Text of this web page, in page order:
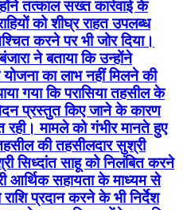
तत्काल सख्त कार्रवाई के
को शीघ्र राहत उपलब्ध
करने पर भी जोर दिया।
ने बताया कि उन्होंने
योजना का लाभ नहीं मिलने की
गया कि परासिया तहसील के
प्रस्तुत किए जाने के कारण
मामले को गंभीर मानते हुए
की तहसीलदार सुश्री
सिध्दांत साहू को निलंबित करने
आर्थिक सहायता के माध्यम से
प्रदान करने के भी निर्देश